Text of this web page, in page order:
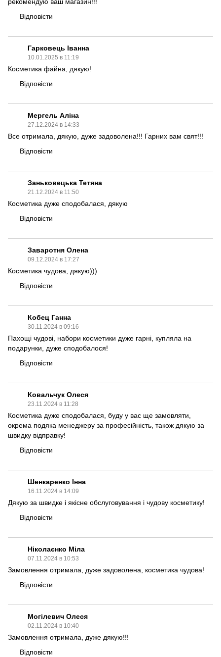
Відповісти
Гарковець Іванна
10.01.2025 в 11:19
Косметика файна, дякую!
Відповісти
Мергель Аліна
27.12.2024 в 14:33
Все отримала, дякую, дуже задоволена!!! Гарних вам свят!!!
Відповісти
Заньковецька Тетяна
21.12.2024 в 11:50
Косметика дуже сподобалася, дякую
Відповісти
Заваротня Олена
09.12.2024 в 17:27
Косметика чудова, дякую)))
Відповісти
Кобец Ганна
30.11.2024 в 09:16
Пахощі чудові, набори косметики дуже гарні, купляла на
подарунки, дуже сподобалося!
Відповісти
Ковальчук Олеся
23.11.2024 в 11:28
Косметика дуже сподобалася, буду у вас ще замовляти,
окрема подяка менеджеру за професійність, також дякую за
швидку відправку!
Відповісти
Шенкаренко Інна
16.11.2024 в 14:09
Дякую за швидке і якісне обслуговування і чудову косметику!
Відповісти
Ніколаєнко Міла
07.11.2024 в 10:53
Замовлення отримала, дуже задоволена, косметика чудова!
Відповісти
Могілевич Олеся
02.11.2024 в 10:40
Замовлення отримала, дуже дякую!!!
Відповісти